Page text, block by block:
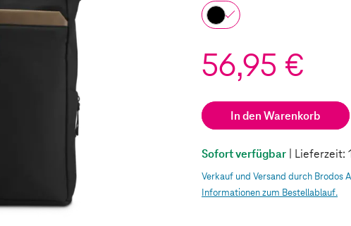
56,95 €
In den Warenkorb
Sofort verfügbar |
Verkauf und Versand durch Brodos
Informationen zum Bestellablauf.